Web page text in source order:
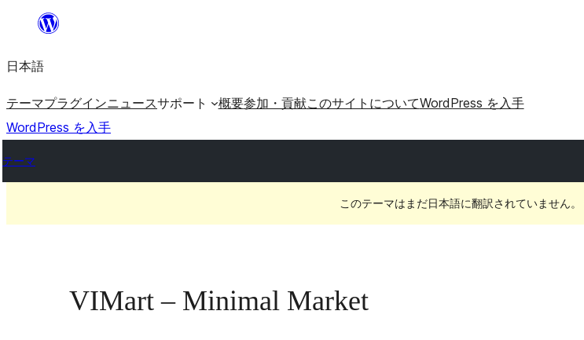
を
ッ
プ
日本語
テーマプラグインニュースサポート 概要参加・貢献このサイトについてWordPress を入手
WordPress を入手
テーマ
このテーマはまだ日本語に翻訳されていません。
VIMart – Minimal Market